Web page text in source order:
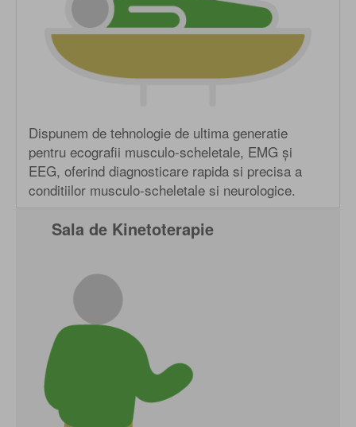
Dispunem de tehnologie de ultima generatie
pentru ecografii musculo-scheletale, EMG și
EEG, oferind diagnosticare rapida si precisa a
conditiilor musculo-scheletale si neurologice.
Sala de Kinetoterapie